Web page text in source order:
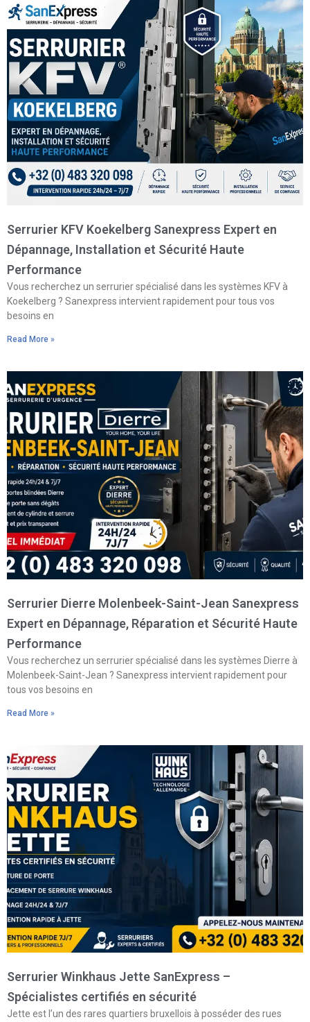
Serrurier KFV Koekelberg Sanexpress Expert en
Dépannage, Installation et Sécurité Haute
Performance
Vous recherchez un serrurier spécialisé dans les systèmes KFV à
Koekelberg ? Sanexpress intervient rapidement pour tous vos
besoins en
Read More »
Serrurier Dierre Molenbeek-Saint-Jean Sanexpress
Expert en Dépannage, Réparation et Sécurité Haute
Performance
Vous recherchez un serrurier spécialisé dans les systèmes Dierre à
Molenbeek-Saint-Jean ? Sanexpress intervient rapidement pour
tous vos besoins en
Read More »
Serrurier Winkhaus Jette SanExpress –
Spécialistes certifiés en sécurité
Jette est l’un des rares quartiers bruxellois à posséder des rues